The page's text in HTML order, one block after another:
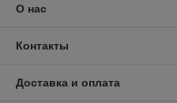
О нас
Контакты
Доставка и оплата